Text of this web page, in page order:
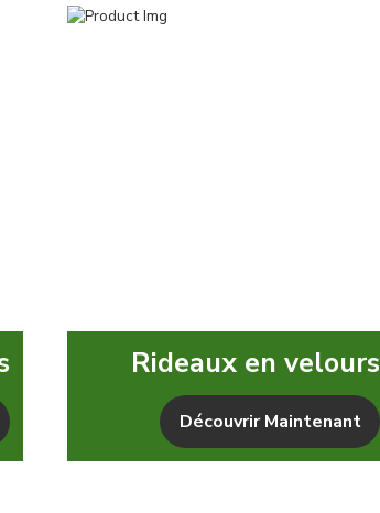
Rideaux en velours
Découvrir Maintenant